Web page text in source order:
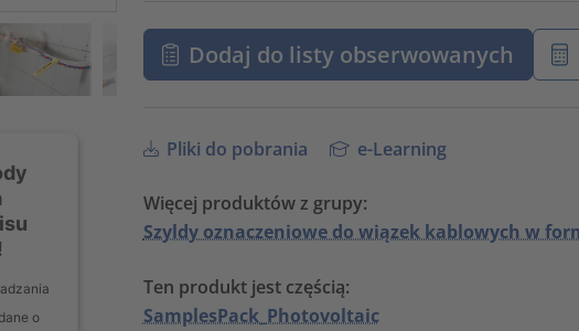
o
Dodaj do listy obserwowanych
Pliki do pobrania e-Learning
Więcej produktów z grupy:
Szyldy oznaczeniowe do wiązek kablowych w
Ten produkt jest częścią:
SamplesPack_Photovoltaic